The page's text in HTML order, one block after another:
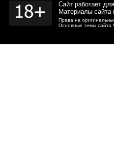
Сайт работает
Материалы сайта
Права на
Основные темы сайта